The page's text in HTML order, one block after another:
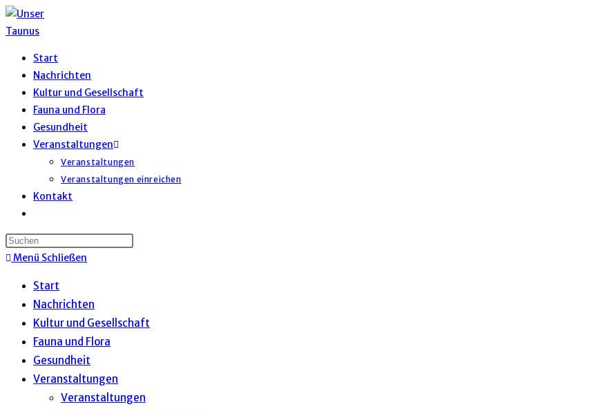
Start
Nachrichten
Kultur und Gesellschaft
Fauna und Flora
Gesundheit
Veranstaltungen
Veranstaltungen
Veranstaltungen einreichen
Kontakt
Menü Schließen
Start
Nachrichten
Kultur und Gesellschaft
Fauna und Flora
Gesundheit
Veranstaltungen
Veranstaltungen